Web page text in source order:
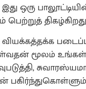
ஒரு
மூலம் உங்கள்